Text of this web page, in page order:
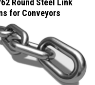
for Conveyors